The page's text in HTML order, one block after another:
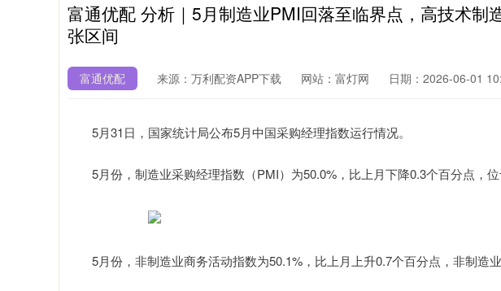
富通优配 分析｜5月制造业PMI回落至临界点，高技术制
张区间
富通优配 来源：万利配资APP下载 网站：富灯网 日期：2026-06-01
5月31日，国家统计局公布5月中国采购经理指数运行情况。
5月份，制造业采购经理指数（PMI）为50.0%，比上月下降0.3个百分点，位
5月份，非制造业商务活动指数为50.1%，比上月上升0.7个百分点，非制造业